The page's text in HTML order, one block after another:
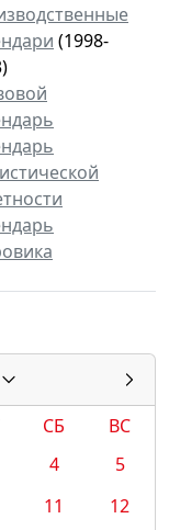
(1998-
СБ
ВС
4
5
11
12